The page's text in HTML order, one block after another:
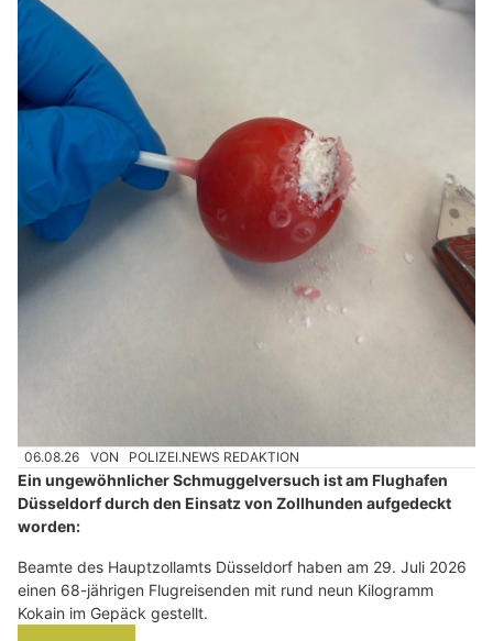
06.08.26 VON POLIZEI.NEWS REDAKTION
Ein ungewöhnlicher Schmuggelversuch ist am Flughafen
Düsseldorf durch den Einsatz von Zollhunden aufgedeckt
worden:
Beamte des Hauptzollamts Düsseldorf haben am 29. Juli 2026
einen 68-jährigen Flugreisenden mit rund neun Kilogramm
Kokain im Gepäck gestellt.